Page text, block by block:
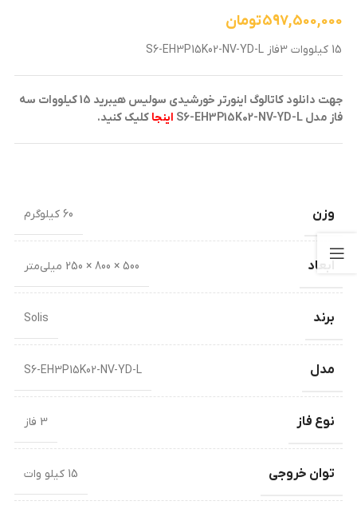
597,500,000تومان
15 کیلووات 3فاز S6-EH3P15K02-NV-YD-L
جهت دانلود کاتالوگ اینورتر خورشیدی سولیس هیبرید 15 کیلووات سه
فاز مدل S6-EH3P15K02-NV-YD-L
اینجا کلیک کنید.
وزن 60 کیلوگرم
ابعاد 500 × 800 × 250 میلی‌متر
برند Solis
مدل S6-EH3P15K02-NV-YD-L
نوع فاز 3 فاز
توان خروجی 15 کیلو وات